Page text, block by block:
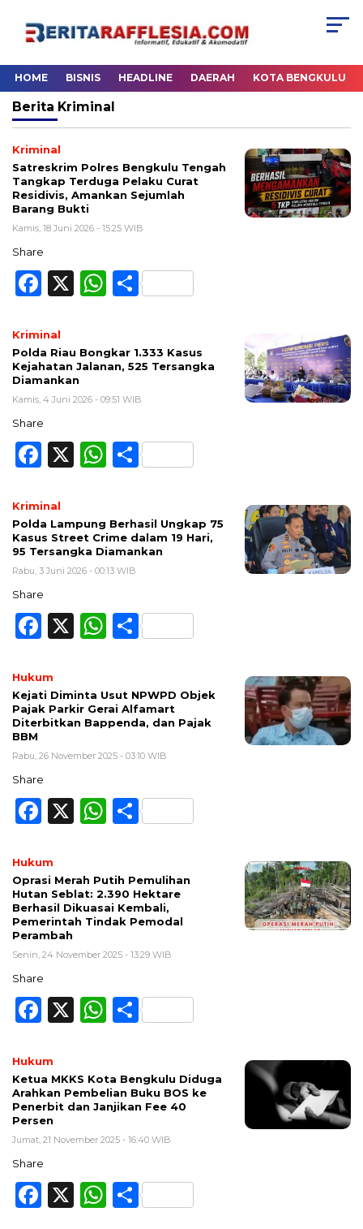
HOME BISNIS HEADLINE DAERAH KOTA BENGKULU
Berita Kriminal
Kriminal
Satreskrim Polres Bengkulu Tengah
Tangkap Terduga Pelaku Curat
Residivis, Amankan Sejumlah
Barang Bukti
Kamis, 18 Juni 2026 - 15:25 WIB
Share
Facebook
X WhatsApp
Share
Kriminal
Polda Riau Bongkar 1.333 Kasus
Kejahatan Jalanan, 525 Tersangka
Diamankan
Kamis, 4 Juni 2026 - 09:51 WIB
Share
Facebook
X WhatsApp
Share
Kriminal
Polda Lampung Berhasil Ungkap 75
Kasus Street Crime dalam 19 Hari,
95 Tersangka Diamankan
Rabu, 3 Juni 2026 - 00:13 WIB
Share
Facebook
X WhatsApp
Share
Hukum
Kejati Diminta Usut NPWPD Objek
Pajak Parkir Gerai Alfamart
Diterbitkan Bappenda, dan Pajak
BBM
Rabu, 26 November 2025 - 03:10 WIB
Share
Facebook
X WhatsApp
Share
Hukum
Oprasi Merah Putih Pemulihan
Hutan Seblat: 2.390 Hektare
Berhasil Dikuasai Kembali,
Pemerintah Tindak Pemodal
Perambah
Senin, 24 November 2025 - 13:29 WIB
Share
Facebook
X WhatsApp
Share
Hukum
Ketua MKKS Kota Bengkulu Diduga
Arahkan Pembelian Buku BOS ke
Penerbit dan Janjikan Fee 40
Persen
Jumat, 21 November 2025 - 16:40 WIB
Share
Facebook
X WhatsApp
Share